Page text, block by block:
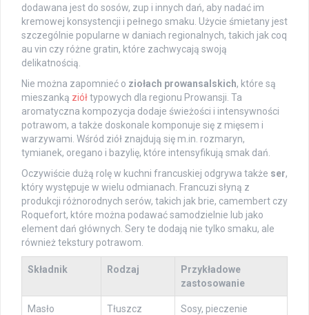
dodawana jest do sosów, zup i innych dań, aby nadać im
kremowej konsystencji i pełnego smaku. Użycie śmietany jest
szczególnie popularne w daniach regionalnych, takich jak coq
au vin czy różne gratin, które zachwycają swoją
delikatnością.
Nie można zapomnieć o ziołach prowansalskich, które są
mieszanką ziółtypowych dla regionu Prowansji. Ta
aromatyczna kompozycja dodaje świeżości i intensywności
potrawom, a także doskonale komponuje się z mięsem i
warzywami. Wśród ziół znajdują się m.in. rozmaryn,
tymianek, oregano i bazylię, które intensyfikują smak dań.
Oczywiście dużą rolę w kuchni francuskiej odgrywa także ser,
który występuje w wielu odmianach. Francuzi słyną z
produkcji różnorodnych serów, takich jak brie, camembert czy
Roquefort, które można podawać samodzielnie lub jako
element dań głównych. Sery te dodają nie tylko smaku, ale
również tekstury potrawom.
Składnik Rodzaj
Przykładowe
zastosowanie
Masło Tłuszcz Sosy, pieczenie